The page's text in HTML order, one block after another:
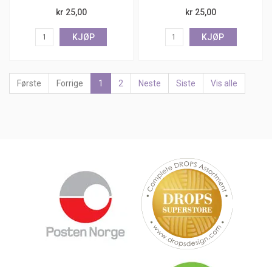
kr 25,00
KJØP
kr 25,00
KJØP
Første Forrige 1 2 Neste Siste Vis alle